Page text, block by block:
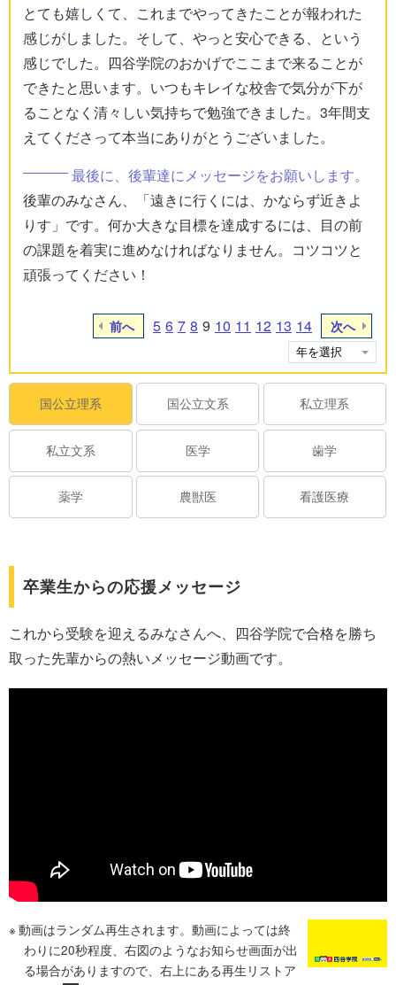
とても嬉しくて、これまでやってきたことが報われた
感じがしました。そして、やっと安心できる、という
感じでした。四谷学院のおかげでここまで来ることが
できたと思います。いつもキレイな校舎で気分が下が
ることなく清々しい気持ちで勉強できました。3年間支
えてくださって本当にありがとうございました。
最後に、後輩達にメッセージをお願いします。
後輩のみなさん、「遠きに行くには、かならず近きよ
りす」です。何か大きな目標を達成するには、目の前
の課題を着実に進めなければなりません。コツコツと
頑張ってください！
前へ 5 6 7 8 9 10 11 12 13 14 次へ
国公立理系 国公立文系 私立理系
私立文系 医学 歯学
薬学 農獣医 看護医療
卒業生からの応援メッセージ
これから受験を迎えるみなさんへ、四谷学院で合格を勝ち
取った先輩からの熱いメッセージ動画です。
動画はランダム再生されます。動画によっては終
わりに20秒程度、右図のようなお知らせ画面が出
る場合がありますので、右上にある再生リストア